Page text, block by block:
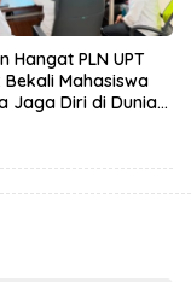
Hangat PLN UPT
Bekali Mahasiswa
Jaga Diri di Dunia